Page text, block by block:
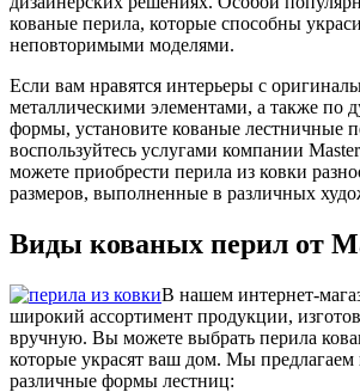
кованые перила, которые способны
неповторимыми моделями.
Если вам нравятся интерьеры с
металлическими элементами, а также по
формы, установите кованые лестничные
воспользуйтесь услугами компании
можете приобрести перила из ковки
размеров, выполненные в различных
Виды кованых перил от
В нашем интернет-
широкий ассортимент продукции,
вручную. Вы можете выбрать перила
которые украсят ваш дом. Мы предлагаем
различные формы лестниц: